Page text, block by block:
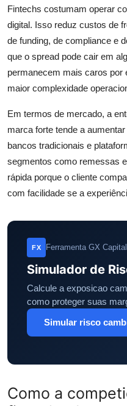
Fintechs costumam operar
digital. Isso reduz custos de
de funding, de compliance e
que o spread pode cair em
permanecem mais caros por
maior complexidade
Em termos de mercado, a
marca forte tende a
bancos tradicionais e
segmentos como remessas
rápida porque o cliente
com facilidade se a
FX Ferramenta GX Capital
Simulador de
Calcule a exposicao
como proteger suas
Simular risco
Como a